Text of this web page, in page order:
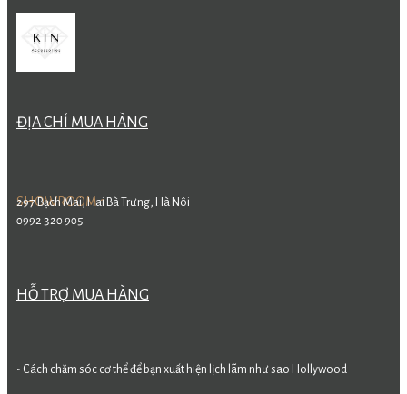
ĐỊA CHỈ MUA HÀNG
SHOWROOM 1
297 Bạch Mai, Hai Bà Trưng, Hà Nôi
0992 320 905
HỖ TRỢ MUA HÀNG
- Cách chăm sóc cơ thể để bạn xuất hiện lịch lãm như sao Hollywood